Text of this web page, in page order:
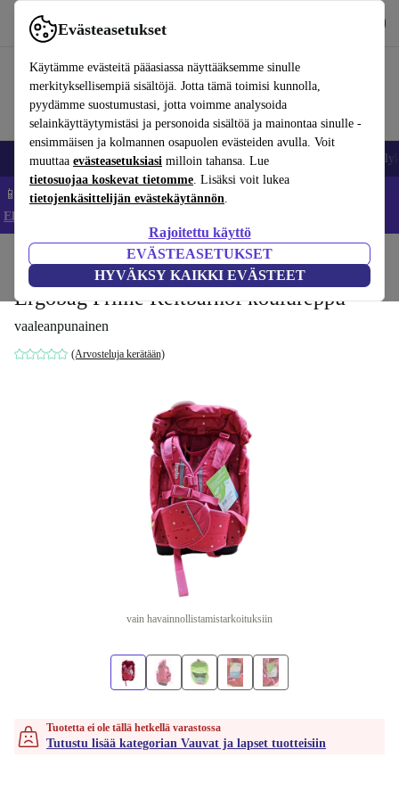
Evästeasetukset
Käytämme evästeitä pääasiassa näyttääksemme sinulle
merkityksellisempiä sisältöjä. Jotta tämä toimisi kunnolla,
pyydämme suostumustasi, jotta voimme analysoida
selainkäyttäytymistäsi ja personoida sisältöä ja mainontaa sinulle -
ensimmäisen ja kolmannen osapuolen evästeiden avulla. Voit
muuttaa evästeasetuksiasi milloin tahansa. Lue
tietosuojaa koskevat tietomme. Lisäksi voit lukea
tietojenkäsittelijän evästekäytännön.
Rajoitettu käyttö
EVÄSTEASETUKSET
HYVÄKSY KAIKKI EVÄSTEET
Käytä refurbed-palvelua nopeasti ja helposti
Matkapuhelimet ja älypuhelimet Kannettavat tietokoneet
📱 Säästä 5 % LISÄÄ iPhoneista – Koodi: IPHONEDEAL –
Ehdot ja säännöt
Ergobag Prime Reitbärhof koulureppu
vaaleanpunainen
(Arvosteluja kerätään)
vain havainnollistamistarkoituksiin
Tuotetta ei ole tällä hetkellä varastossa
Tutustu lisää kategorian Vauvat ja lapset tuotteisiin